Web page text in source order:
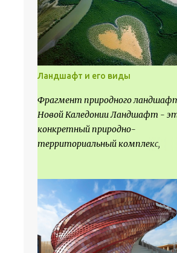
Ландшафт и его виды
Фрагмент природного
Новой Каледонии Ландшафт -
конкретный природно-
территориальный комплекс,
карте и географическое
Различают несколько видов
ландшафта, которые
друг от друга не только
но и видом деятельность